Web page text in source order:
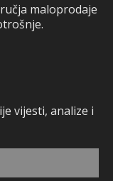
maloprodaje
vijesti, analize i